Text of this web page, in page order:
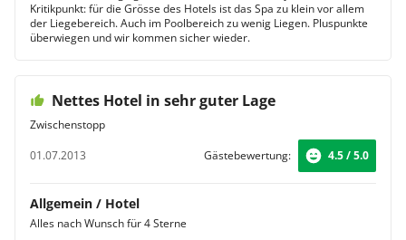
Kritikpunkt: für die Grösse des Hotels ist das Spa zu klein vor allem
der Liegebereich. Auch im Poolbereich zu wenig Liegen. Pluspunkte
überwiegen und wir kommen sicher wieder.
Nettes Hotel in sehr guter Lage
Zwischenstopp
01.07.2013
Gästebewertung: 4.5 / 5.0
Allgemein / Hotel
Alles nach Wunsch für 4 Sterne